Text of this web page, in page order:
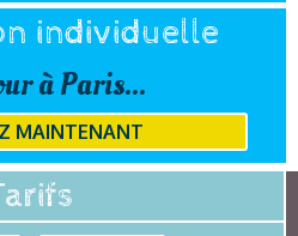
individuelle
à Paris...
MAINTENANT